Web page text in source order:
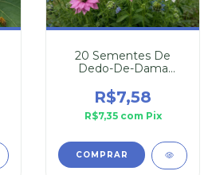
20 Sementes De
Dedo-De-Dama
R$7,58
R$7,35 com Pix